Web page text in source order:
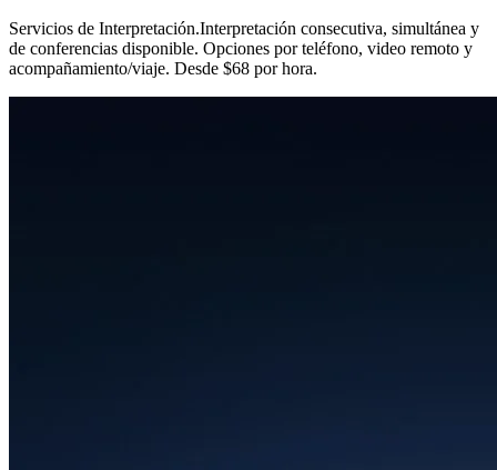
Servicios de Interpretación.Interpretación consecutiva, simultánea y
de conferencias disponible. Opciones por teléfono, video remoto y
acompañamiento/viaje. Desde $68 por hora.